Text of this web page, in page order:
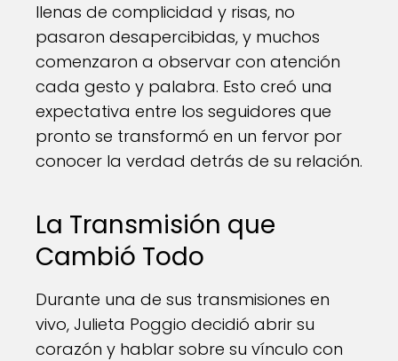
llenas de complicidad y risas, no
pasaron desapercibidas, y muchos
comenzaron a observar con atención
cada gesto y palabra. Esto creó una
expectativa entre los seguidores que
pronto se transformó en un fervor por
conocer la verdad detrás de su relación.
La Transmisión que
Cambió Todo
Durante una de sus transmisiones en
vivo, Julieta Poggio decidió abrir su
corazón y hablar sobre su vínculo con